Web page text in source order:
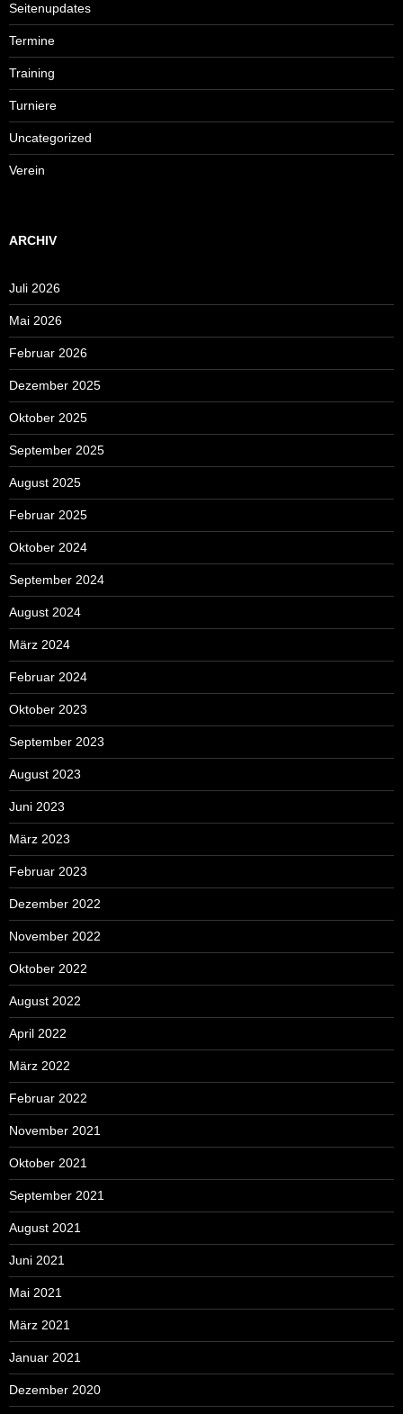
Seitenupdates
Termine
Training
Turniere
Uncategorized
Verein
ARCHIV
Juli 2026
Mai 2026
Februar 2026
Dezember 2025
Oktober 2025
September 2025
August 2025
Februar 2025
Oktober 2024
September 2024
August 2024
März 2024
Februar 2024
Oktober 2023
September 2023
August 2023
Juni 2023
März 2023
Februar 2023
Dezember 2022
November 2022
Oktober 2022
August 2022
April 2022
März 2022
Februar 2022
November 2021
Oktober 2021
September 2021
August 2021
Juni 2021
Mai 2021
März 2021
Januar 2021
Dezember 2020